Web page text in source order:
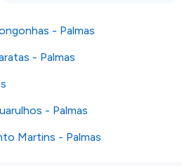
do parceiro antes de
Para mais detalhes verifique
e Condições.
- Palmas
- Palmas
- Palmas
Martins - Palmas